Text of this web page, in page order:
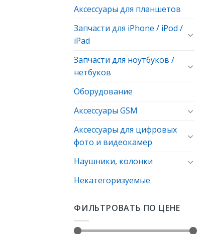
Аксессуары для планшетов
Запчасти для iPhone / iPod /
iPad
Запчасти для ноутбуков /
нетбуков
Оборудование
Аксессуары GSM
Аксессуары для цифровых
фото и видеокамер
Наушники, колонки
Некатегоризуемые
ФИЛЬТРОВАТЬ ПО ЦЕНЕ